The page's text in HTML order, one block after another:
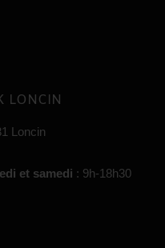
LONCIN
Loncin
et samedi : 9h-18h30